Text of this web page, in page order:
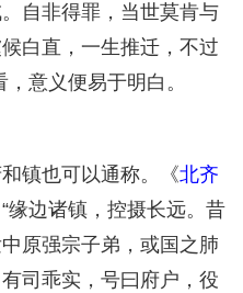
自非得罪，当世莫肯与
白直，一生推迁，不过
意义便易于明白。
镇也可以通称。《北齐
缘边诸镇，控摄长远。昔
中原强宗子弟，或国之肺
司乖实，号曰府户，役